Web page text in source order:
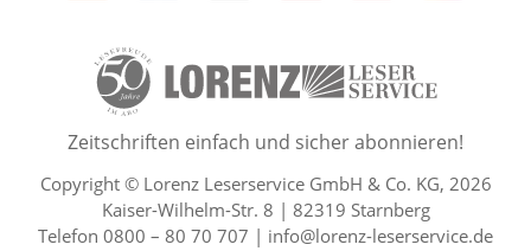
Leserservice
50 Lesefreude im Abo Jahre
Zeitschriften einfach und sicher abonnieren!
Copyright © Lorenz Leserservice GmbH & Co. KG, 2026
Kaiser-Wilhelm-Str. 8 | 82319 Starnberg
Telefon 0800 – 80 70 707 | info@lorenz-leserservice.de